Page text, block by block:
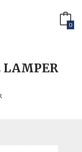
0
LAMPER